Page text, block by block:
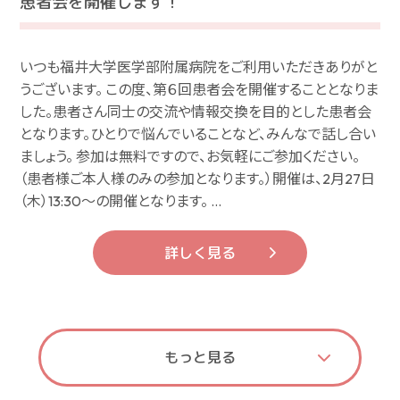
いつも福井大学医学部附属病院をご利用いただきありがと
うございます。 この度、第６回患者会を開催することとなりま
した。患者さん同士の交流や情報交換を目的とした患者会
となります。ひとりで悩んでいることなど、みんなで話し合い
ましょう。 参加は無料ですので、お気軽にご参加ください。
（患者様ご本人様のみの参加となります。）開催は、2月27日
（木）13:30〜の開催となります。 …
詳しく見る
もっと見る